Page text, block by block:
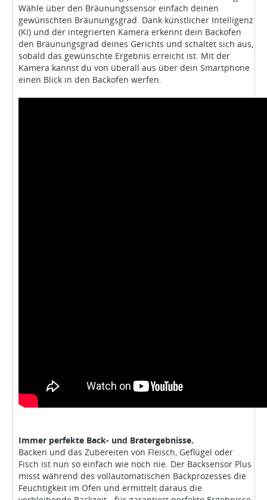
Wähle über den Bräunungssensor einfach deinen
gewünschten Bräunungsgrad. Dank künstlicher Intelligenz
(KI) und der integrierten Kamera erkennt dein Backofen
den Bräunungsgrad deines Gerichts und schaltet sich aus,
sobald das gewünschte Ergebnis erreicht ist. Mit der
Kamera kannst du von überall aus über dein Smartphone
einen Blick in den Backofen werfen.
Immer perfekte Back- und Bratergebnisse.
Backen und das Zubereiten von Fleisch, Geflügel oder
Fisch ist nun so einfach wie noch nie. Der Backsensor Plus
misst während des vollautomatischen Backprozesses die
Feuchtigkeit im Ofen und ermittelt daraus die